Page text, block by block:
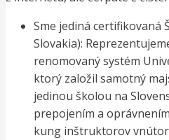
Sme jediná certifikovaná
Slovakia):
renomovaný systém
ktorý založil samotný
jedinou školou na
prepojením a
kung inštruktorov